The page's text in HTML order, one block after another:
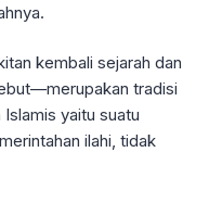
kembali sejarah dan
tradisi
yaitu suatu
ilahi, tidak